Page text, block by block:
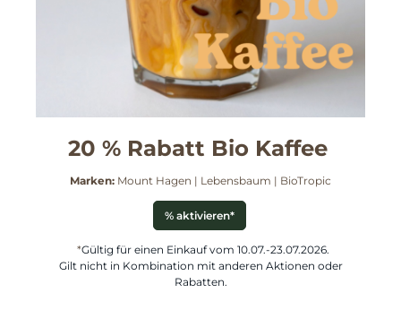
20 % Rabatt Bio Kaffee
Marken: Mount Hagen | Lebensbaum | BioTropic
% aktivieren*
*Gültig für einen Einkauf vom 10.07.-23.07.2026.
Gilt nicht in Kombination mit anderen Aktionen oder
Rabatten.